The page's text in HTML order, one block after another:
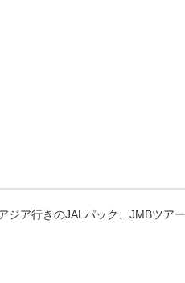
ア行きのJALパック、JMBツア